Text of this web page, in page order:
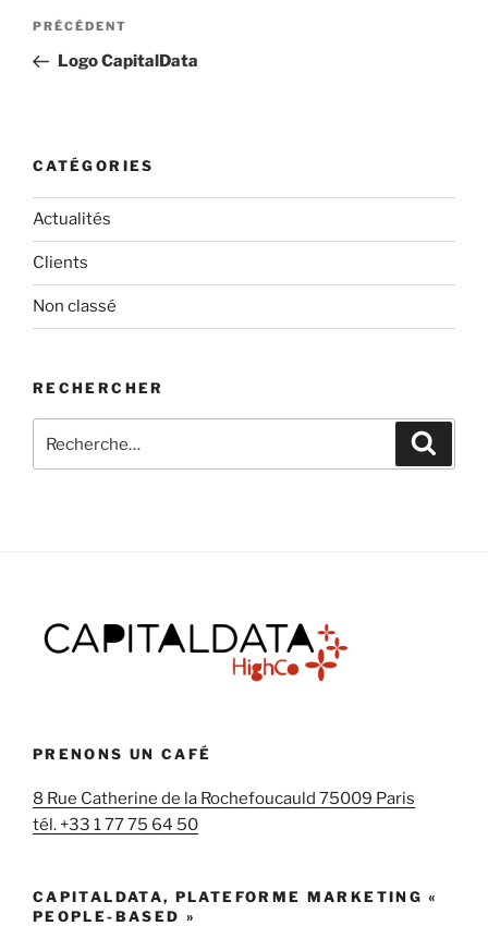
Navigation
l’article
Article
précédent
PRÉCÉDENT
Logo CapitalData
CATÉGORIES
Actualités
Clients
Non classé
RECHERCHER
pour
PRENONS UN CAFÉ
8 Rue Catherine de la Rochefoucauld 75009 Paris
tél. +33 1 77 75 64 50
CAPITALDATA, PLATEFORME MARKETING «
PEOPLE-BASED »